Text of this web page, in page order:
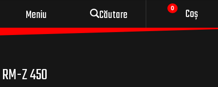
Meniu Căutare Coș
Evacuare sport pentru
motocicleta ta
RM-Z 450